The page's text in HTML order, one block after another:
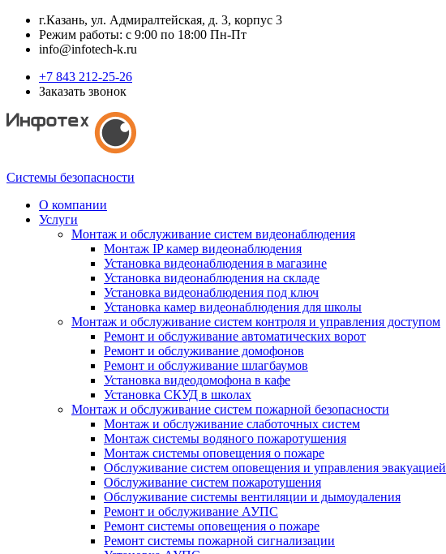
г.Казань, ул. Адмиралтейская, д. 3, корпус 3
Режим работы: с 9:00 по 18:00 Пн-Пт
info@infotech-k.ru
+7 843 212-25-26
Заказать звонок
Системы безопасности
О компании
Услуги
Монтаж и обслуживание систем видеонаблюдения
Монтаж IP камер видеонаблюдения
Установка видеонаблюдения в магазине
Установка видеонаблюдения на складе
Установка видеонаблюдения под ключ
Установка камер видеонаблюдения для школы
Монтаж и обслуживание систем контроля и управления доступом
Ремонт и обслуживание автоматических ворот
Ремонт и обслуживание домофонов
Ремонт и обслуживание шлагбаумов
Установка видеодомофона в кафе
Установка СКУД в школах
Монтаж и обслуживание систем пожарной безопасности
Монтаж и обслуживание слаботочных систем
Монтаж системы водяного пожаротушения
Монтаж системы оповещения о пожаре
Обслуживание систем оповещения и управления эвакуацией
Обслуживание систем пожаротушения
Обслуживание системы вентиляции и дымоудаления
Ремонт и обслуживание АУПС
Ремонт системы оповещения о пожаре
Ремонт системы пожарной сигнализации